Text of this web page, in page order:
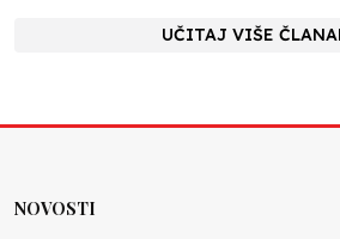
UČITAJ VIŠE
NOVOSTI